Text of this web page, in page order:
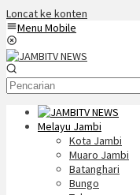
Loncat ke konten
Menu Mobile
Melayu Jambi
Kota Jambi
Muaro Jambi
Batanghari
Bungo